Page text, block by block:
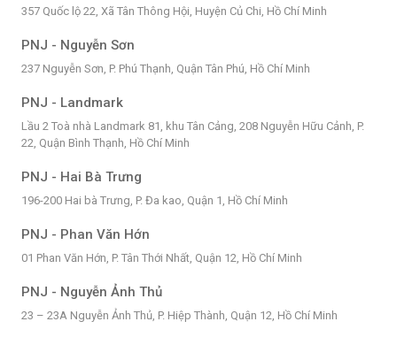
357 Quốc lộ 22, Xã Tân Thông Hội, Huyện Củ Chi, Hồ Chí Minh
PNJ - Nguyễn Sơn
237 Nguyễn Sơn, P. Phú Thạnh, Quận Tân Phú, Hồ Chí Minh
PNJ - Landmark
Lầu 2 Toà nhà Landmark 81, khu Tân Cảng, 208 Nguyễn Hữu Cảnh, P.
22, Quận Bình Thạnh, Hồ Chí Minh
PNJ - Hai Bà Trưng
196-200 Hai bà Trưng, P. Đa kao, Quận 1, Hồ Chí Minh
PNJ - Phan Văn Hớn
01 Phan Văn Hớn, P. Tân Thới Nhất, Quận 12, Hồ Chí Minh
PNJ - Nguyễn Ảnh Thủ
23 – 23A Nguyễn Ảnh Thủ, P. Hiệp Thành, Quận 12, Hồ Chí Minh